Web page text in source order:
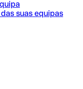
suas equipas